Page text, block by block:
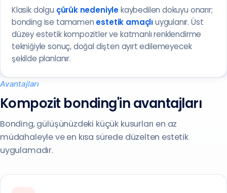
Klasik dolgu çürük nedeniylekaybedilen dokuyu onarır;
bonding ise tamamen estetik amaçlıuygulanır. Üst
düzey estetik kompozitler ve katmanlı renklendirme
tekniğiyle sonuç, doğal dişten ayırt edilemeyecek
şekilde planlanır.
Avantajları
Kompozit bonding'in avantajları
Bonding, gülüşünüzdeki küçük kusurları en az
müdahaleyle ve en kısa sürede düzelten estetik
uygulamadır.